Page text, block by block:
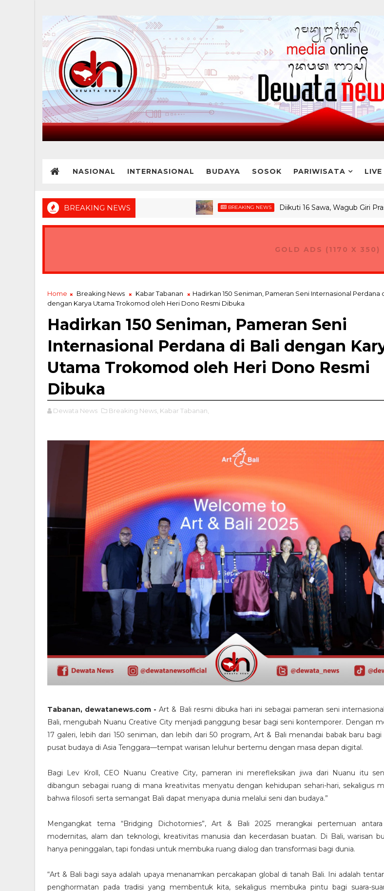
NASIONAL INTERNASIONAL BUDAYA SOSOK PARIWISATA
BREAKING NEWS BREAKING NEWS Diikuti 16 Sawa, Wagub Giri Prasta
GOLD ADS (1170 X 350)
Home Breaking News Kabar Tabanan
Hadirkan 150 Seniman, Pameran Seni Internasional Perdana
dengan Karya Utama Trokomod oleh Heri Dono Resmi Dibuka
Hadirkan 150 Seniman, Pameran Seni
Internasional Perdana di Bali dengan
Utama Trokomod oleh Heri Dono Resmi
Dibuka
Dewata News Breaking News, Kabar Tabanan,
Tabanan, dewatanews.com -Art & Bali resmi dibuka hari ini sebagai pameran seni
Bali, mengubah Nuanu Creative City menjadi panggung besar bagi seni kontemporer. Dengan
17 galeri, lebih dari 150 seniman, dan lebih dari 50 program, Art & Bali menandai babak baru bagi
pusat budaya di Asia Tenggara—tempat warisan leluhur bertemu dengan masa depan digital.
Bagi Lev Kroll, CEO Nuanu Creative City, pameran ini merefleksikan jiwa dari Nuanu itu
dibangun sebagai ruang di mana kreativitas menyatu dengan kehidupan sehari-hari, sekaligus
bahwa filosofi serta semangat Bali dapat menyapa dunia melalui seni dan budaya.”
Mengangkat tema “Bridging Dichotomies”, Art & Bali 2025 merangkai pertemuan
modernitas, alam dan teknologi, kreativitas manusia dan kecerdasan buatan. Di Bali, warisan
hanya peninggalan, tapi fondasi untuk membuka ruang dialog dan transformasi bagi dunia.
“Art & Bali bagi saya adalah upaya menanamkan percakapan global di tanah Bali. Ini adalah
penghormatan pada tradisi yang membentuk kita, sekaligus membuka pintu bagi suara-